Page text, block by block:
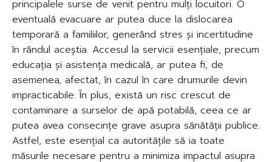
principalele surse de venit pentru mulți locuitori. O
eventuală evacuare ar putea duce la dislocarea
temporară a familiilor, generând stres și incertitudine
în rândul aceștia. Accesul la servicii esențiale, precum
educația și asistența medicală, ar putea fi, de
asemenea, afectat, în cazul în care drumurile devin
impracticabile. În plus, există un risc crescut de
contaminare a surselor de apă potabilă, ceea ce ar
putea avea consecințe grave asupra sănătății publice.
Astfel, este esențial ca autoritățile să ia toate
măsurile necesare pentru a minimiza impactul asupra